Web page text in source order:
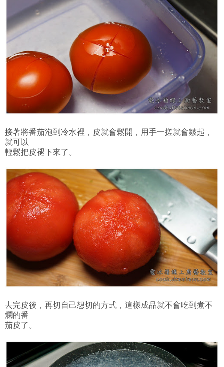
接著將番茄泡到冷水裡，皮就會鬆開，用手一搓就會皺起，
就可以
輕鬆把皮褪下來了。
去完皮後，再切自己想切的方式，這樣成品就不會吃到煮不
爛的番
茄皮了。